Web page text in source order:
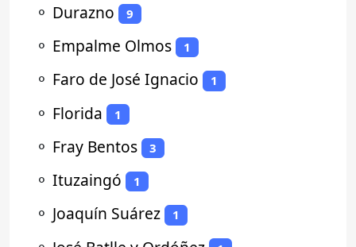
⚬ Durazno 9
⚬ Empalme Olmos 1
⚬ Faro de José Ignacio 1
⚬ Florida 1
⚬ Fray Bentos 3
⚬ Ituzaingó 1
⚬ Joaquín Suárez 1